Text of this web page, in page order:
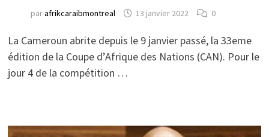
parafrikcaraibmontreal 13 janvier 2022 0
La Cameroun abrite depuis le 9 janvier passé, la 33eme
édition de la Coupe d’Afrique des Nations (CAN). Pour le
jour 4 de la compétition …